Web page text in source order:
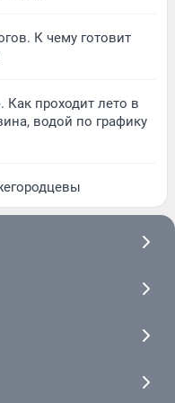
К чему готовит
проходит лето в
водой по графику